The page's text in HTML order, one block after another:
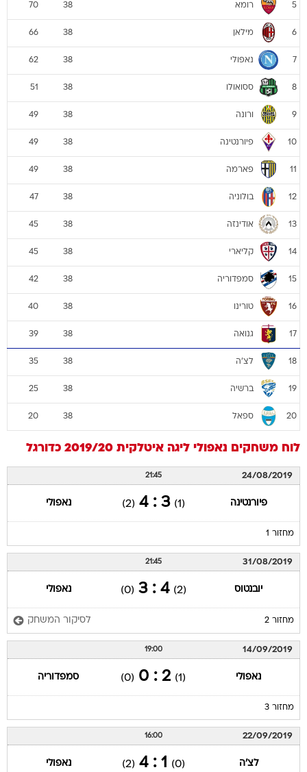
5 רומא 38
70
6 מילאן 38
66
7 נאפולי 38
62
8 ססואולו 38
51
9 ורונה 38
49
10 פיורנטינה 38
49
11 פארמה 38
49
12 בולוניה 38
47
13 אודינזה 38
45
14 קליארי 38
45
15 סמפדוריה 38
42
16 טורינו 38
40
17 גנואה 38
39
18 לצ'ה 38
35
19 ברשיה 38
25
20 ספאל 38
20
לוח משחקים נאפולי ליגה איטלקית 2019/20 כדורגל
24/08/2019
21:45
פיורנטינה (1)
3 : 4
(2) נאפולי
מחזור 1
31/08/2019
21:45
יובנטוס (2)
4 : 3
(0) נאפולי
מחזור 2 לסיקור המשחק
14/09/2019
19:00
נאפולי (1)
2 : 0
(0) סמפדוריה
מחזור 3
22/09/2019
16:00
לצ'ה (0)
1 : 4
(2) נאפולי